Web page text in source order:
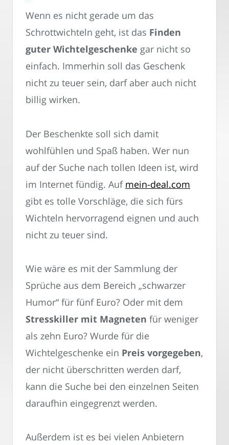
Wenn es nicht gerade um das
Schrottwichteln geht, ist das Finden
guter Wichtelgeschenke gar nicht so
einfach. Immerhin soll das Geschenk
nicht zu teuer sein, darf aber auch nicht
billig wirken.
Der Beschenkte soll sich damit
wohlfühlen und Spaß haben. Wer nun
auf der Suche nach tollen Ideen ist, wird
im Internet fündig. Auf mein-deal.com
gibt es tolle Vorschläge, die sich fürs
Wichteln hervorragend eignen und auch
nicht zu teuer sind.
Wie wäre es mit der Sammlung der
Sprüche aus dem Bereich „schwarzer
Humor“ für fünf Euro? Oder mit dem
Stresskiller mit Magneten für weniger
als zehn Euro? Wurde für die
Wichtelgeschenke ein Preis vorgegeben,
der nicht überschritten werden darf,
kann die Suche bei den einzelnen Seiten
daraufhin eingegrenzt werden.
Außerdem ist es bei vielen Anbietern